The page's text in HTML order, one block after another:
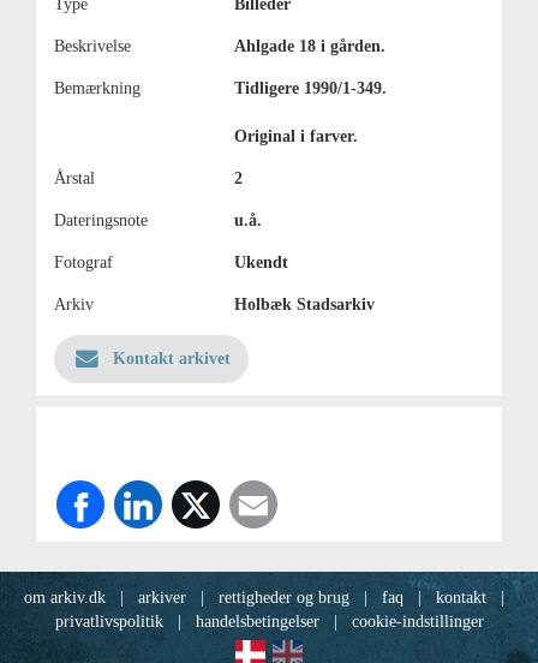
Type Billeder
Beskrivelse Ahlgade 18 i gården.
Bemærkning Tidligere 1990/1-349.
Original i farver.
Årstal 2
Dateringsnote u.å.
Fotograf Ukendt
Arkiv Holbæk Stadsarkiv
Kontakt arkivet
om arkiv.dk arkiver rettigheder og brug | faq | kontakt |
privatlivspolitik
handelsbetingelser cookie-indstillinger